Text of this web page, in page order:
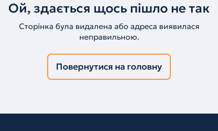
Ой, здається щось пішло не так
Сторінка була видалена або адреса виявилася
неправильною.
Повернутися на головну